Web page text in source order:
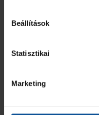
Beállítások
Statisztikai
Marketing